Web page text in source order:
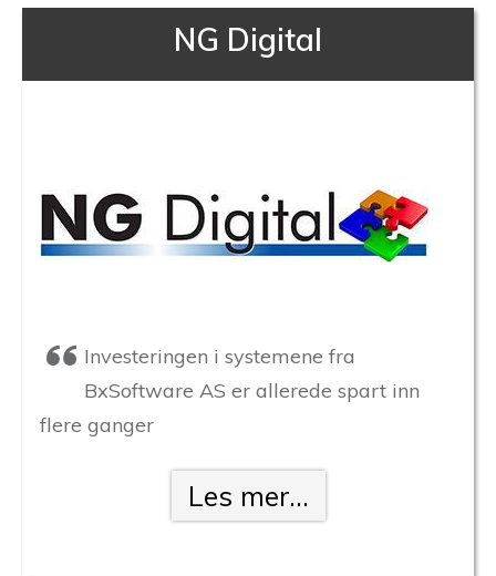
NG Digital
Investeringen i systemene fra
BxSoftware AS er allerede spart inn
flere ganger
Les mer...